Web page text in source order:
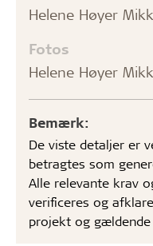
Helene Høyer
Fotos
Helene Høyer
Bemærk:
De viste detaljer er
betragtes som
Alle relevante krav
verificeres og
projekt og